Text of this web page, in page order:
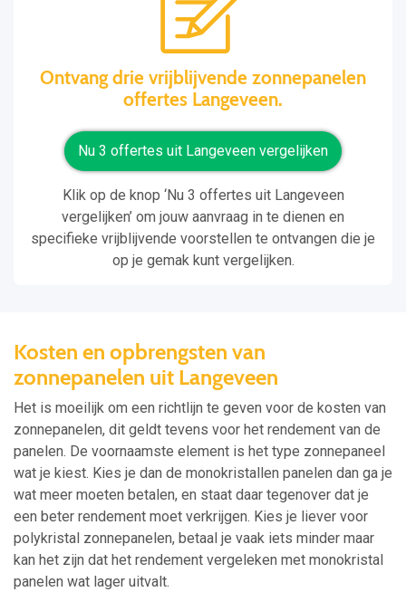
Ontvang drie vrijblijvende zonnepanelen
offertes Langeveen.
Nu 3 offertes uit Langeveen vergelijken
Klik op de knop ‘Nu 3 offertes uit Langeveen
vergelijken’ om jouw aanvraag in te dienen en
specifieke vrijblijvende voorstellen te ontvangen die je
op je gemak kunt vergelijken.
Kosten en opbrengsten van
zonnepanelen uit Langeveen
Het is moeilijk om een richtlijn te geven voor de kosten van
zonnepanelen, dit geldt tevens voor het rendement van de
panelen. De voornaamste element is het type zonnepaneel
wat je kiest. Kies je dan de monokristallen panelen dan ga je
wat meer moeten betalen, en staat daar tegenover dat je
een beter rendement moet verkrijgen. Kies je liever voor
polykristal zonnepanelen, betaal je vaak iets minder maar
kan het zijn dat het rendement vergeleken met monokristal
panelen wat lager uitvalt.